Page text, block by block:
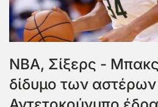
NBA, Σίξερς -
δίδυμο των